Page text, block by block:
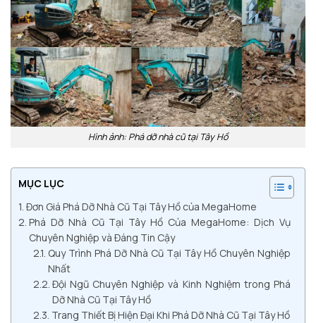
Hình ảnh: Phá dỡ nhà cũ tại Tây Hồ
MỤC LỤC
Đơn Giá Phá Dỡ Nhà Cũ Tại Tây Hồ của MegaHome
Phá Dỡ Nhà Cũ Tại Tây Hồ Của MegaHome: Dịch Vụ
Chuyên Nghiệp và Đáng Tin Cậy
Quy Trình Phá Dỡ Nhà Cũ Tại Tây Hồ Chuyên Nghiệp
Nhất
Đội Ngũ Chuyên Nghiệp và Kinh Nghiệm trong Phá
Dỡ Nhà Cũ Tại Tây Hồ
Trang Thiết Bị Hiện Đại Khi Phá Dỡ Nhà Cũ Tại Tây Hồ